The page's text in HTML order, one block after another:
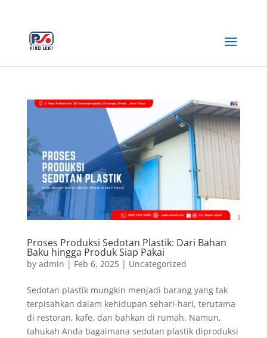
Proses Produksi Sedotan Plastik: Dari Bahan
Baku hingga Produk Siap Pakai
by admin | Feb 6, 2025| Uncategorized
Sedotan plastik mungkin menjadi barang yang tak
terpisahkan dalam kehidupan sehari-hari, terutama
di restoran, kafe, dan bahkan di rumah. Namun,
tahukah Anda bagaimana sedotan plastik diproduksi